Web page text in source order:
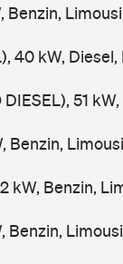
Benzin,
40 kW,
51
Benzin,
kW, Benzin,
Benzin,